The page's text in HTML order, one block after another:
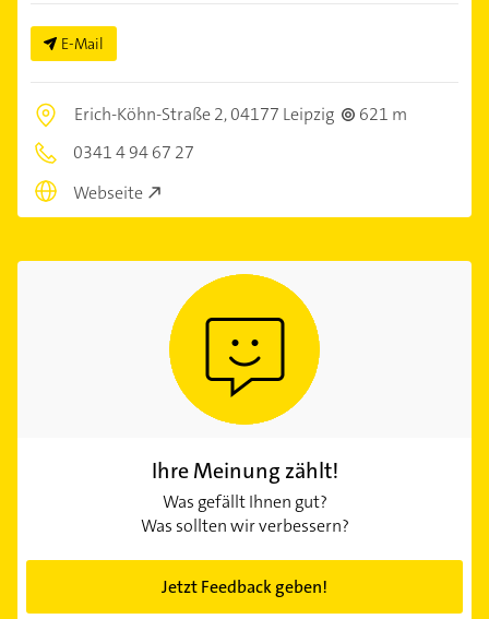
E-Mail
Erich-Köhn-Straße 2,04177 Leipzig
621 m
0341 4 94 67 27
Webseite
Ihre Meinung zählt!
Was gefällt Ihnen gut?
Was sollten wir verbessern?
Jetzt Feedback geben!